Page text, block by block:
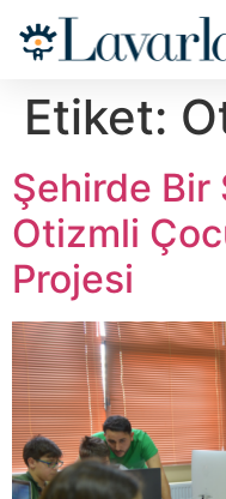
Etiket:
Şehirde Bir
Otizmli
Projesi